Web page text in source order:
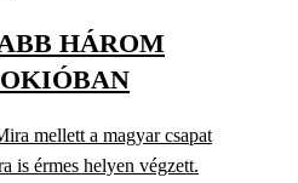
HÁROM
mellett a magyar csapat
is érmes helyen végzett.